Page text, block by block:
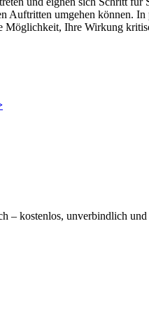
umgehen können.
Ihre Wirkung
– kostenlos, unverbindlich